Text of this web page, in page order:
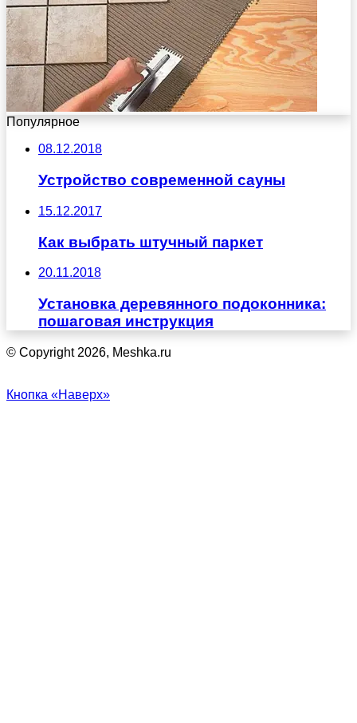
Популярное
08.12.2018
Устройство современной сауны
15.12.2017
Как выбрать штучный паркет
20.11.2018
Установка деревянного подоконника:
пошаговая инструкция
© Copyright 2026, Meshka.ru
Кнопка «Наверх»